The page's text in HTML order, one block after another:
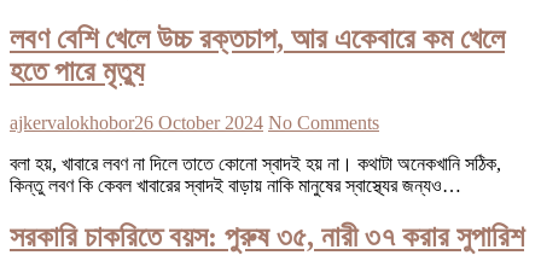
লবণ বেশি খেলে উচ্চ রক্তচাপ, আর একেবারে কম খেলে
হতে পারে মৃত্যু
ajkervalokhobor26 October 2024 No Comments
বলা হয়, খাবারে লবণ না দিলে তাতে কোনো স্বাদই হয় না। কথাটা অনেকখানি সঠিক,
কিন্তু লবণ কি কেবল খাবারের স্বাদই বাড়ায় নাকি মানুষের স্বাস্থ্যের জন্যও…
সরকারি চাকরিতে বয়স: পুরুষ ৩৫, নারী ৩৭ করার সুপারিশ